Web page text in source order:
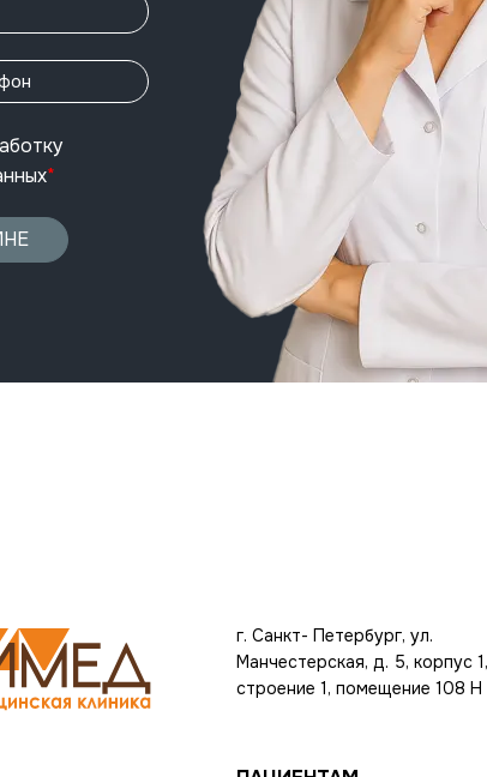
*
г. Санкт- Петербург, ул.
Манчестерская, д. 5, корпус 1,
строение 1, помещение 108 Н